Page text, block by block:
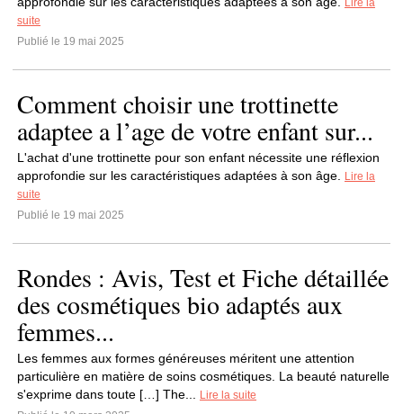
Lire la
suite
Publié le 19 mai 2025
Comment choisir une trottinette
adaptee a l’age de votre enfant sur...
L'achat d'une trottinette pour son enfant nécessite une réflexion
approfondie sur les caractéristiques adaptées à son âge.
Lire la
suite
Publié le 19 mai 2025
Rondes : Avis, Test et Fiche détaillée
des cosmétiques bio adaptés aux
femmes...
Les femmes aux formes généreuses méritent une attention
particulière en matière de soins cosmétiques. La beauté naturelle
s'exprime dans toute […] The...
Lire la suite